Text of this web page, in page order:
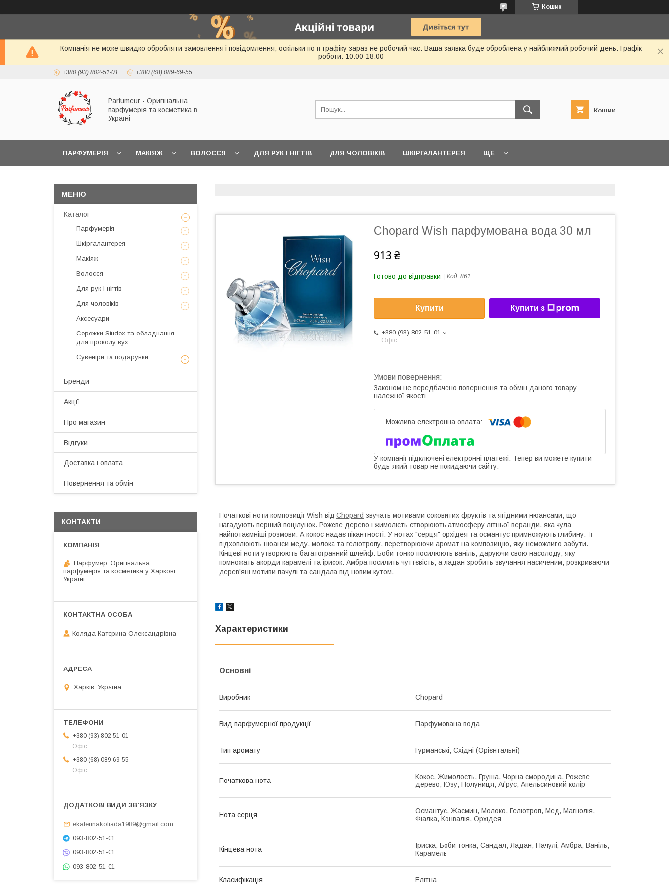
Кошик
Компанія не може швидко обробляти замовлення і повідомлення, оскільки по її графіку зараз не робочий час. Ваша заявка буде оброблена у найближчий робочий день. Графік
роботи: 10:00-18:00
+380 (93) 802-51-01 +380 (68) 089-69-55
Parfumeur - Оригінальна
парфумерія та косметика в
Україні
Кошик
ПАРФУМЕРІЯ МАКІЯЖ ВОЛОССЯ ДЛЯ РУК І НІГТІВ ДЛЯ ЧОЛОВІКІВ ШКІРГАЛАНТЕРЕЯ ЩЕ
Chopard Wish парфумована вода 30 мл
913 ₴
Готово до відправки Код: 861
Купити Купити з
+380 (93) 802-51-01
Офіс
Законом не передбачено повернення та обмін даного товару
належної якості
У компанії підключені електронні платежі. Тепер ви можете купити
будь-який товар не покидаючи сайту.
Початкові ноти композиції Wish від Chopard звучать мотивами соковитих фруктів та ягідними нюансами, що
нагадують перший поцілунок. Рожеве дерево і жимолість створюють атмосферу літньої веранди, яка чула
найпотаємніші розмови. А кокос надає пікантності. У нотах "серця" орхідея та османтус примножують глибину. Її
підхоплюють нюанси меду, молока та геліотропу, перетворюючи аромат на композицію, яку неможливо забути.
Кінцеві ноти утворюють багатогранний шлейф. Боби тонко посилюють ваніль, даруючи свою насолоду, яку
помножать акорди карамелі та ірисок. Амбра посилить чуттєвість, а ладан зробить звучання насиченим, розкриваючи
дерев'яні мотиви пачулі та сандала під новим кутом.
Характеристики
Основні
Виробник Chopard
Вид парфумерної продукції Парфумована вода
Тип аромату Гурманські, Східні (Орієнтальні)
Початкова нота
Кокос, Жимолость, Груша, Чорна смородина, Рожеве
дерево, Юзу, Полуниця, Аґрус, Апельсиновий колір
Нота серця
Османтус, Жасмин, Молоко, Геліотроп, Мед, Магнолія,
Фіалка, Конвалія, Орхідея
Кінцева нота
Іриска, Боби тонка, Сандал, Ладан, Пачулі, Амбра, Ваніль,
Карамель
Класифікація Елітна
Каталог
Парфумерія
Шкіргалантерея
Макіяж
Волосся
Для рук і нігтів
Для чоловіків
Аксесуари
Сережки Studex та обладнання
для проколу вух
Сувеніри та подарунки
Бренди
Акції
Про магазин
Відгуки
Доставка і оплата
Повернення та обмін
КОНТАКТИ
Парфумер. Оригінальна
парфумерія та косметика у Харкові,
Україні
Коляда Катерина Олександрівна
Харків, Україна
+380 (93) 802-51-01
Офіс
+380 (68) 089-69-55
Офіс
ekaterinakoliada1989@gmail.com
093-802-51-01
093-802-51-01
093-802-51-01